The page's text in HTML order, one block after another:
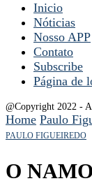
Inicio
Nóticias
Nosso APP
Contato
Subscribe
Página de
@Copyright 2022 -
Home Paulo
PAULO FIGUEIREDO
O